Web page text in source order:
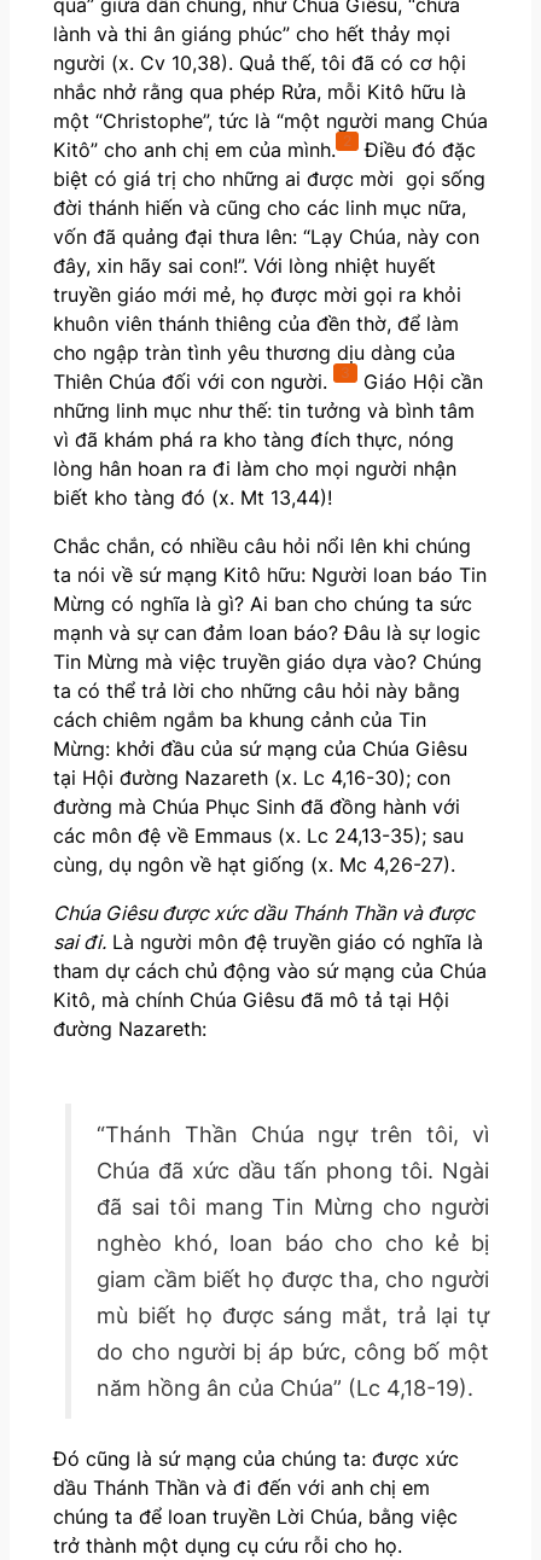
lành và thi ân giáng phúc” cho hết thảy mọi
người (x. Cv 10,38). Quả thế, tôi đã có cơ hội
nhắc nhở rằng qua phép Rửa, mỗi Kitô hữu là
một “Christophe”, tức là “một người mang Chúa
Kitô” cho anh chị em của mình. 2 Điều đó đặc
biệt có giá trị cho những ai được mời gọi sống
đời thánh hiến và cũng cho các linh mục nữa,
vốn đã quảng đại thưa lên: “Lạy Chúa, này con
đây, xin hãy sai con!”. Với lòng nhiệt huyết
truyền giáo mới mẻ, họ được mời gọi ra khỏi
khuôn viên thánh thiêng của đền thờ, để làm
cho ngập tràn tình yêu thương dịu dàng của
Thiên Chúa đối với con người.
3 Giáo Hội cần
những linh mục như thế: tin tưởng và bình tâm
vì đã khám phá ra kho tàng đích thực, nóng
lòng hân hoan ra đi làm cho mọi người nhận
biết kho tàng đó (x. Mt 13,44)!
Chắc chắn, có nhiều câu hỏi nổi lên khi chúng
ta nói về sứ mạng Kitô hữu: Người loan báo Tin
Mừng có nghĩa là gì? Ai ban cho chúng ta sức
mạnh và sự can đảm loan báo? Đâu là sự logic
Tin Mừng mà việc truyền giáo dựa vào? Chúng
ta có thể trả lời cho những câu hỏi này bằng
cách chiêm ngắm ba khung cảnh của Tin
Mừng: khởi đầu của sứ mạng của Chúa Giêsu
tại Hội đường Nazareth (x. Lc 4,16-30); con
đường mà Chúa Phục Sinh đã đồng hành với
các môn đệ về Emmaus (x. Lc 24,13-35); sau
cùng, dụ ngôn về hạt giống (x. Mc 4,26-27).
Chúa Giêsu được xức dầu Thánh Thần và được
sai đi.Là người môn đệ truyền giáo có nghĩa là
tham dự cách chủ động vào sứ mạng của Chúa
Kitô, mà chính Chúa Giêsu đã mô tả tại Hội
đường Nazareth:
“Thánh Thần Chúa ngự trên tôi, vì
Chúa đã xức dầu tấn phong tôi. Ngài
đã sai tôi mang Tin Mừng cho người
nghèo khó, loan báo cho cho kẻ bị
giam cầm biết họ được tha, cho người
mù biết họ được sáng mắt, trả lại tự
do cho người bị áp bức, công bố một
năm hồng ân của Chúa” (Lc 4,18-19).
Đó cũng là sứ mạng của chúng ta: được xức
dầu Thánh Thần và đi đến với anh chị em
chúng ta để loan truyền Lời Chúa, bằng việc
trở thành một dụng cụ cứu rỗi cho họ.